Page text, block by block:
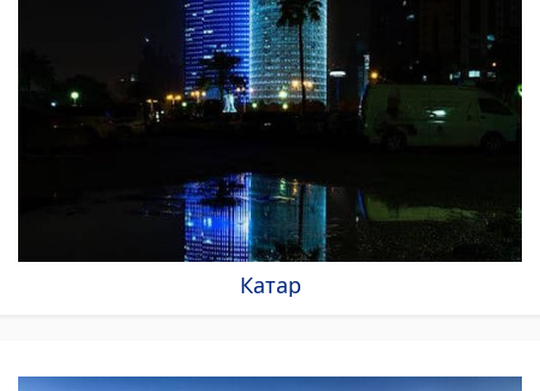
Катар